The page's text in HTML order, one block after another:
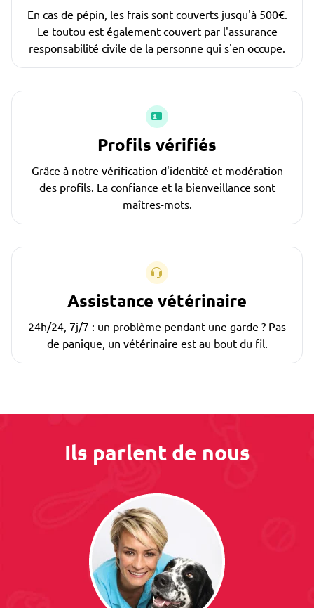
En cas de pépin, les frais sont couverts jusqu'à 500€.
Le toutou est également couvert par l'assurance
responsabilité civile de la personne qui s'en occupe.
Profils vérifiés
Grâce à notre vérification d'identité et modération
des profils. La confiance et la bienveillance sont
maîtres-mots.
Assistance vétérinaire
24h/24, 7j/7 : un problème pendant une garde ? Pas
de panique, un vétérinaire est au bout du fil.
Ils parlent de nous